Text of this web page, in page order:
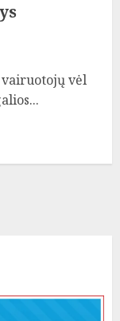
vairuotojų vėl